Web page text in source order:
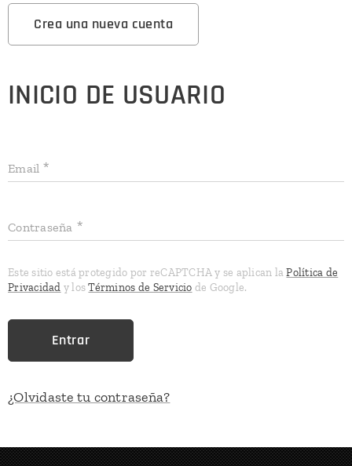
Crea una nueva cuenta
INICIO DE USUARIO
Email
Contraseña
Este sitio está protegido por reCAPTCHA y se aplican laPolítica de
Privacidad y losTérminos de Servicio de Google.
Entrar
¿Olvidaste tu contraseña?